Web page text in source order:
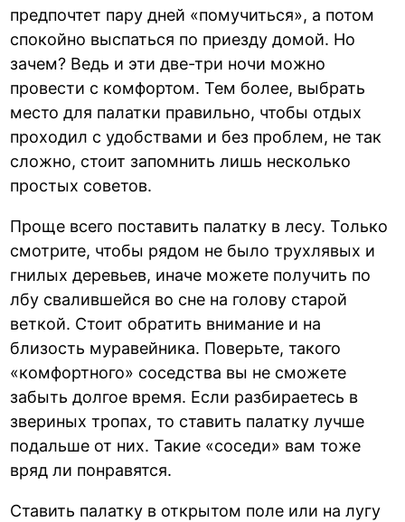
предпочтет пару дней «помучиться», а потом
спокойно выспаться по приезду домой. Но
зачем? Ведь и эти две-три ночи можно
провести с комфортом. Тем более, выбрать
место для палатки правильно, чтобы отдых
проходил с удобствами и без проблем, не так
сложно, стоит запомнить лишь несколько
простых советов.
Проще всего поставить палатку в лесу. Только
смотрите, чтобы рядом не было трухлявых и
гнилых деревьев, иначе можете получить по
лбу свалившейся во сне на голову старой
веткой. Стоит обратить внимание и на
близость муравейника. Поверьте, такого
«комфортного» соседства вы не сможете
забыть долгое время. Если разбираетесь в
звериных тропах, то ставить палатку лучше
подальше от них. Такие «соседи» вам тоже
вряд ли понравятся.
Ставить палатку в открытом поле или на лугу